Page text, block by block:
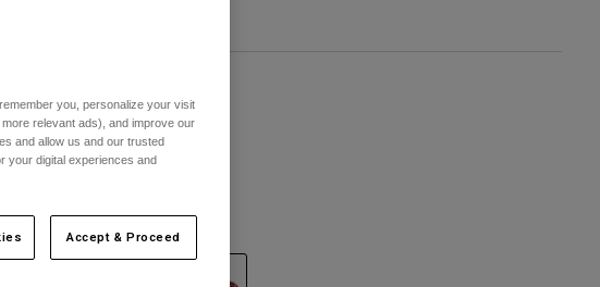
En Storlek
Färg - Rosa
you, personalize your visit
relevant ads), and improve our
and allow us and our trusted
your digital experiences and
Accept & Proceed